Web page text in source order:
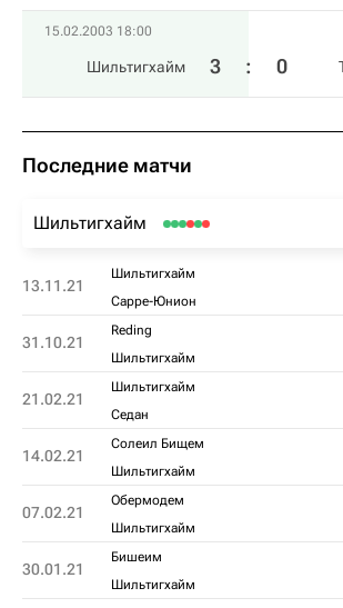
15.02.2003 18:00
Шильтигхайм 3 : 0
Последние матчи
Шильтигхайм
13.11.21
Шильтигхайм
Сарре-Юнион
31.10.21
Reding
Шильтигхайм
21.02.21
Шильтигхайм
Седан
14.02.21
Солеил Бищем
Шильтигхайм
07.02.21
Обермодем
Шильтигхайм
30.01.21
Бишеим
Шильтигхайм